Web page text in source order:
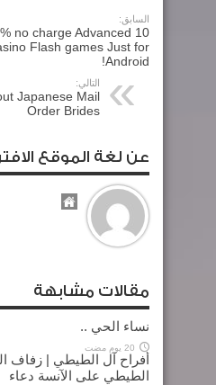
السابق:
% no charge Advanced
Flash games Just for
Android!
التالي:
Japanese Mail
Order Brides
عن لغة الموقع
مقالات مشابهة
نساء الحي ..
20 يوم مضت
أفراح آل الطيطي | زفاف
الطيطي على الآنسة دعاء